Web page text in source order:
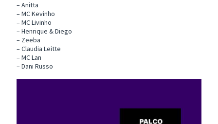
– Anitta
– MC Kevinho
– MC Livinho
– Henrique & Diego
– Zeeba
– Claudia Leitte
– MC Lan
– Dani Russo